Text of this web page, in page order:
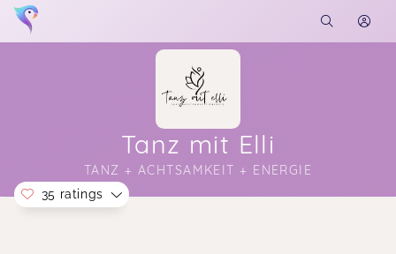
Tanz mit Elli
TANZ + ACHTSAMKEIT + ENERGIE
Soon you will learn more about me here...
35 ratings